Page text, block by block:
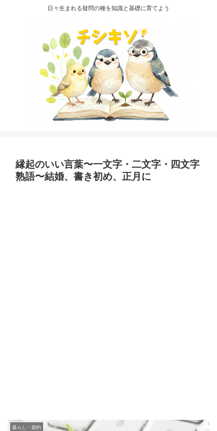
日々生まれる疑問の種を知識と基礎に育てよう
縁起のいい言葉〜一文字・二文字・四文字
熟語〜結婚、書き初め、正月に
暮らし・節約